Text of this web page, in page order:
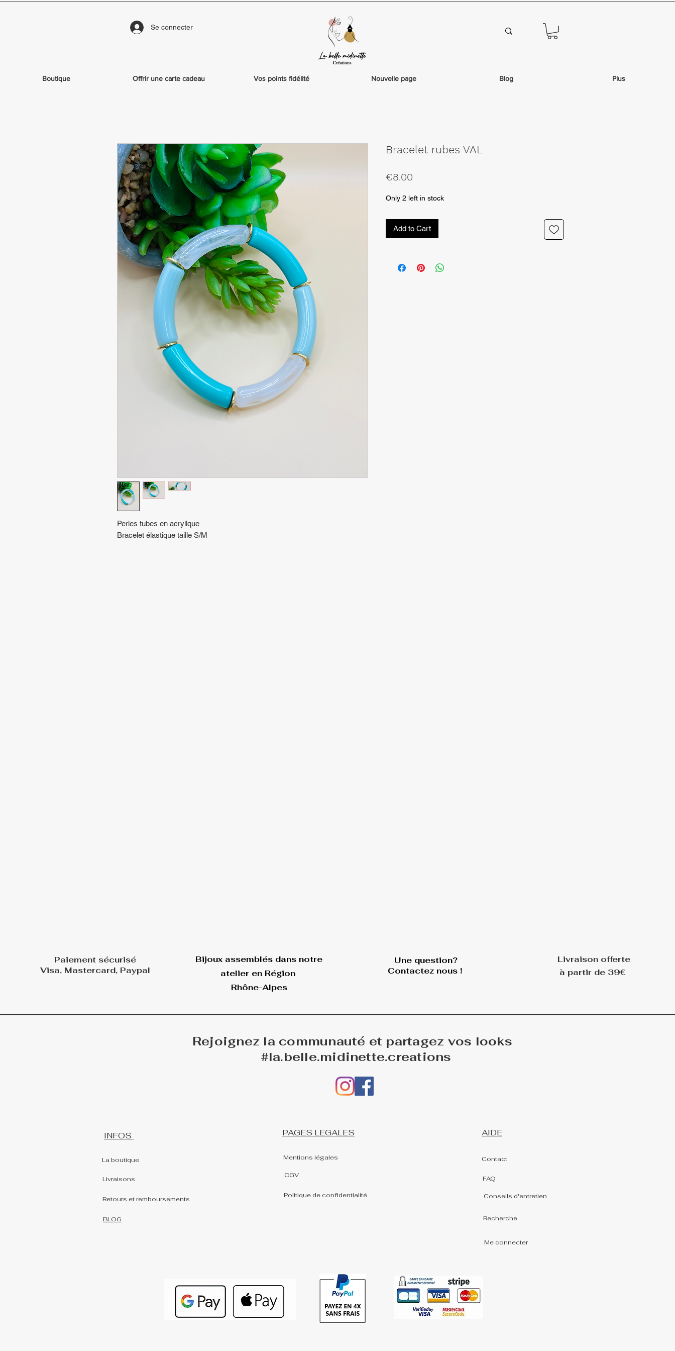
Se connecter
Boutique Offrir une carte cadeau Vos points fidélité Nouvelle page Blog Plus
Perles tubes en acrylique
Bracelet élastique taille S/M
Bracelet rubes VAL
€8.00
Only 2 left in stock
Add to Cart
Paiement sécurisé
Visa, Mastercard, Paypal
Bijoux assemblés dans notre
atelier en Région
Rhône-Alpes
Une question?
Contactez nous !
Livraison offerte
à partir de 39€
Rejoignez la communauté et partagez vos looks
#la.belle.midinette.creations
INFOS
La boutique
Livraisons
Retours et remboursements
BLOG
PAGES LEGALES
Mentions légales
CGV
Politique de confidentialité
AIDE
Contact
FAQ
Conseils d'entretien
Recherche
Me connecter